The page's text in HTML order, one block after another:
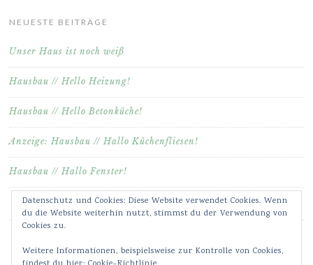
NEUESTE BEITRÄGE
Unser Haus ist noch weiß
Hausbau // Hello Heizung!
Hausbau // Hello Betonküche!
Anzeige: Hausbau // Hallo Küchenfliesen!
Hausbau // Hallo Fenster!
Datenschutz und Cookies: Diese Website verwendet Cookies. Wenn
du die Website weiterhin nutzt, stimmst du der Verwendung von
Cookies zu.
Weitere Informationen, beispielsweise zur Kontrolle von Cookies,